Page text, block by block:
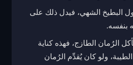
البطيخ الشهي، فيدل ذلك على
بنفسه.
الرُمان الطازج، فهذه كناية
ولو كان يُقدِّم الرُمان